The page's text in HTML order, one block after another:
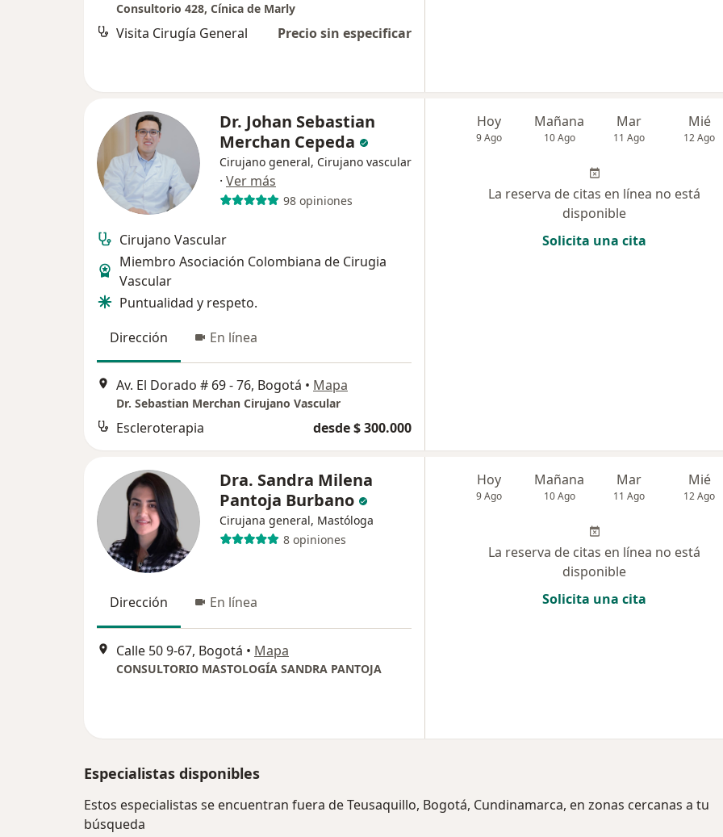
Consultorio 428, Cínica de Marly
Visita Cirugía General Precio sin especificar
Dr. Johan Sebastian
Merchan Cepeda
Cirujano general, Cirujano vascular
· Ver más
98 opiniones
Cirujano Vascular
Miembro Asociación Colombiana de Cirugia
Vascular
Puntualidad y respeto.
Dirección
En línea
Av. El Dorado # 69 - 76, Bogotá • Mapa
Dr. Sebastian Merchan Cirujano Vascular
Escleroterapia desde $ 300.000
Hoy
9 Ago
Mañana
10 Ago
Mar
11 Ago
Mié
12 Ago
La reserva de citas en línea no está
disponible
Solicita una cita
Dra. Sandra Milena
Pantoja Burbano
Cirujana general, Mastóloga
8 opiniones
Dirección En línea
Calle 50 9-67, Bogotá • Mapa
CONSULTORIO MASTOLOGÍA SANDRA PANTOJA
Hoy
9 Ago
Mañana
10 Ago
Mar
11 Ago
Mié
12 Ago
La reserva de citas en línea no está
disponible
Solicita una cita
Especialistas disponibles
Estos especialistas se encuentran fuera de Teusaquillo, Bogotá, Cundinamarca, en zonas cercanas a tu
búsqueda